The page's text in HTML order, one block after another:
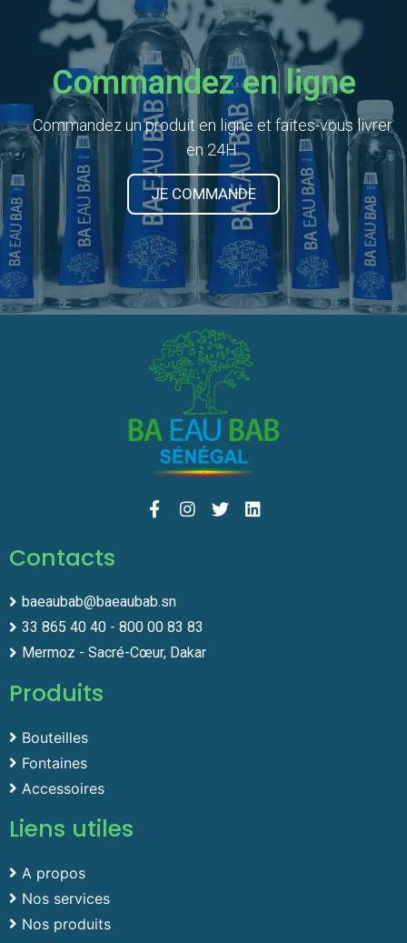
Commandez en ligne
Commandez un produit en ligne et faites-vous livrer
en 24H.
JE COMMANDE
Contacts
baeaubab@baeaubab.sn
33 865 40 40 - 800 00 83 83
Mermoz - Sacré-Cœur, Dakar
Produits
Bouteilles
Fontaines
Accessoires
Liens utiles
A propos
Nos services
Nos produits